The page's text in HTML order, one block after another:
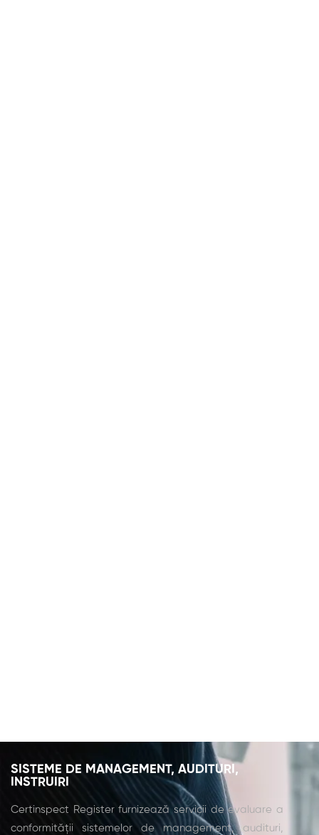
SISTEME DE MANAGEMENT, AUDITURI,
INSTRUIRI
Certinspect Register furnizează servicii de evaluare a
conformității sistemelor de management, audituri,